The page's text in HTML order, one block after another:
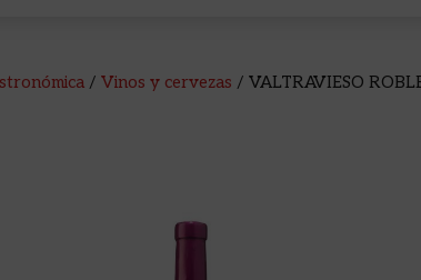
/ Vinos y cervezas / VALTRAVIESO